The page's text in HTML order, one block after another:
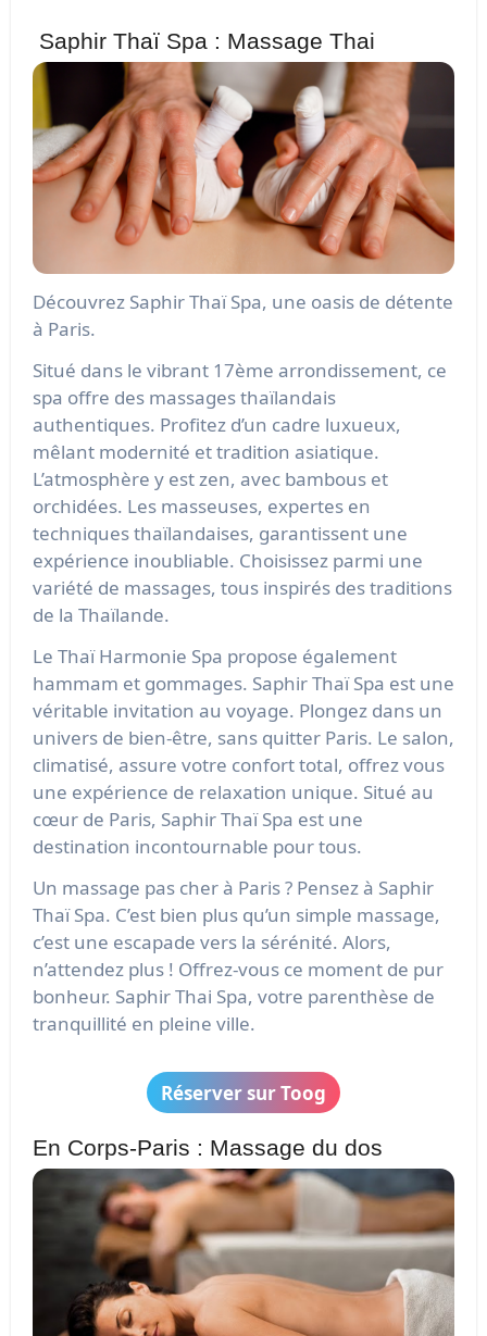
Saphir Thaï Spa : Massage Thai
Découvrez Saphir Thaï Spa, une oasis de détente
à Paris.
Situé dans le vibrant 17ème arrondissement, ce
spa offre des massages thaïlandais
authentiques. Profitez d’un cadre luxueux,
mêlant modernité et tradition asiatique.
L’atmosphère y est zen, avec bambous et
orchidées. Les masseuses, expertes en
techniques thaïlandaises, garantissent une
expérience inoubliable. Choisissez parmi une
variété de massages, tous inspirés des traditions
de la Thaïlande.
Le Thaï Harmonie Spa propose également
hammam et gommages. Saphir Thaï Spa est une
véritable invitation au voyage. Plongez dans un
univers de bien-être, sans quitter Paris. Le salon,
climatisé, assure votre confort total, offrez vous
une expérience de relaxation unique. Situé au
cœur de Paris, Saphir Thaï Spa est une
destination incontournable pour tous.
Un massage pas cher à Paris ? Pensez à Saphir
Thaï Spa. C’est bien plus qu’un simple massage,
c’est une escapade vers la sérénité. Alors,
n’attendez plus ! Offrez-vous ce moment de pur
bonheur. Saphir Thai Spa, votre parenthèse de
tranquillité en pleine ville.
Réserver sur Toog
En Corps-Paris : Massage du dos